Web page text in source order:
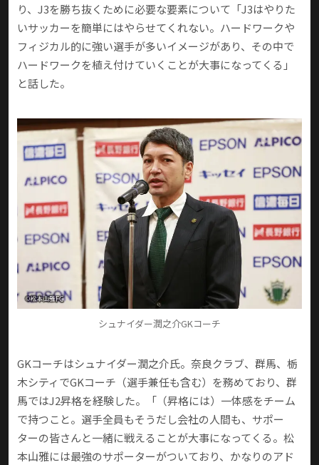
り、J3を勝ち抜くために必要な要素について「J3はやりた
いサッカーを簡単にはやらせてくれない。ハードワークや
フィジカル的に強い選手が多いイメージがあり、その中で
ハードワークを植え付けていくことが大事になってくる」
と話した。
シュナイダー潤之介GKコーチ
GKコーチはシュナイダー潤之介氏。奈良クラブ、群馬、栃
木シティでGKコーチ（選手兼任も含む）を務めており、群
馬ではJ2昇格を経験した。「（昇格には）一体感をチーム
で持つこと。選手全員もそうだし会社の人間も、サポー
ターの皆さんと一緒に戦えることが大事になってくる。松
本山雅には最強のサポーターがついており、かなりのアド